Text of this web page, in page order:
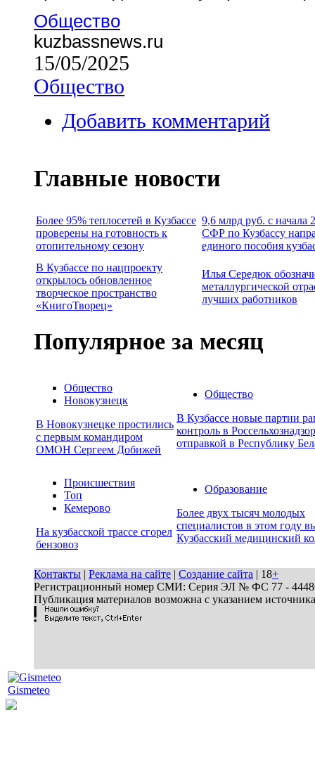
Общество
kuzbassnews.ru
15/05/2025
Общество
Добавить комментарий
Главные новости
Более 95% теплосетей в Кузбассе
проверены на готовность к
отопительному сезону
9,6 млрд руб. с начала
СФР по Кузбассу
единого пособия
В Кузбассе по нацпроекту
открылось обновленное
творческое пространство
«КнигоТворец»
Илья Середюк
металлургической
лучших работников
Популярное за месяц
Общество
Новокузнецк
В Новокузнецке простились
с первым командиром
ОМОН Сергеем Добижей
Общество
В Кузбассе новые партии
контроль в
отправкой в Республику
Происшествия
Топ
Кемерово
На кузбасской трассе сгорел
бензовоз
Образование
Более двух тысяч молодых
специалистов в этом году
Кузбасский медицинский
Контакты | Реклама на сайте | Создание сайта | 18+
Регистрационный номер СМИ: Серия ЭЛ № ФС 77 - 44486
Публикация материалов возможна с указанием
Gismeteo